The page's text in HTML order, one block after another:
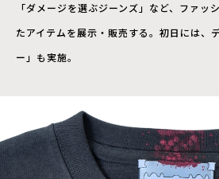
「ダメージを選ぶジーンズ」など、ファッ
たアイテムを展示・販売する。初日には、
ー」も実施。